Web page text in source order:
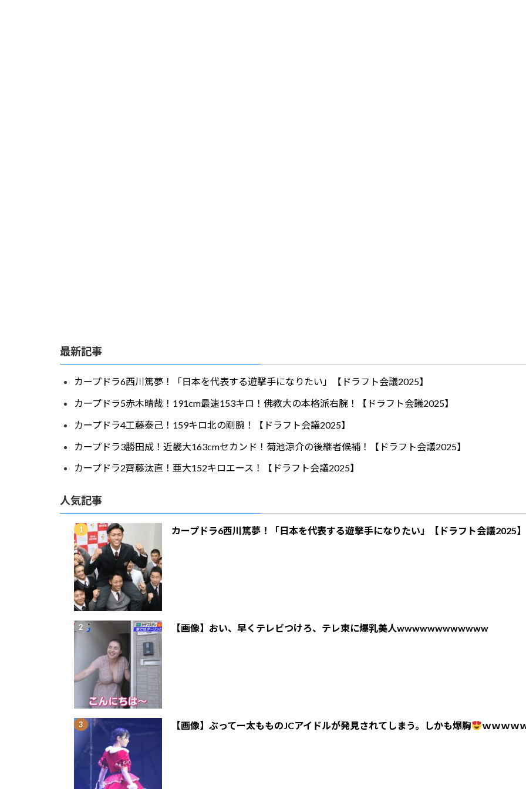
最新記事
カープドラ6西川篤夢！「日本を代表する遊撃手になりたい」【ドラフト会議2025】
カープドラ5赤木晴哉！191cm最速153キロ！佛教大の本格派右腕！【ドラフト会議2025】
カープドラ4工藤泰己！159キロ北の剛腕！【ドラフト会議2025】
カープドラ3勝田成！近畿大163cmセカンド！菊池涼介の後継者候補！【ドラフト会議2025】
カープドラ2齊藤汰直！亜大152キロエース！【ドラフト会議2025】
人気記事
カープドラ6西川篤夢！「日本を代表する遊撃手になりたい」【ドラフト会議2025】
【画像】おい、早くテレビつけろ、テレ東に爆乳美人wwwwwwwwwwww
【画像】ぶってー太もものJCアイドルが発見されてしまう。しかも爆胸 ｗｗｗｗ